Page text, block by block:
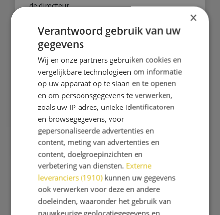
de directeur.
Heeft u vragen over de omstandigheden, de
veiligheid of organisatie op school, schroom
dan niet en spreek iemand van de MR daarover
aan of stuur een e-mail naar
mr.bavinckschool@twijs.nl.
MR-leden (ouders) MR-leden (personeel)
Lisa Brouwer Simone van Steen
Tom van Teeffelen Robert Hasselman
Roel Bouten Mieke de Bruijn
×
Verantwoord gebruik van uw
gegevens
Wij en onze partners gebruiken cookies en
vergelijkbare technologieën om informatie
op uw apparaat op te slaan en te openen
en om persoonsgegevens te verwerken,
zoals uw IP-adres, unieke identificatoren
en browsegegevens, voor
gepersonaliseerde advertenties en
content, meting van advertenties en
content, doelgroepinzichten en
verbetering van diensten. Externe
leveranciers (1910)kunnen uw gegevens
ook verwerken voor deze en andere
doeleinden, waaronder het gebruik van
nauwkeurige geolocatiegegevens en